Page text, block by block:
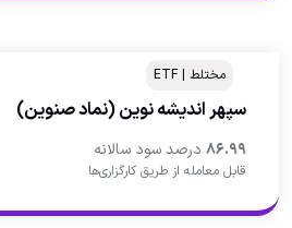
سپهر انديشه نوين(نماد صنوین)
۸۶.۹۹ درصد سود سالانه
قابل معامله از طریق کارگزاری‌ها
مختلط | ETF